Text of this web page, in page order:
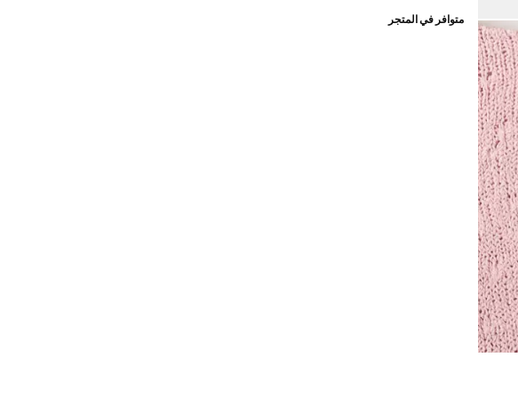
متوافر في المتجر